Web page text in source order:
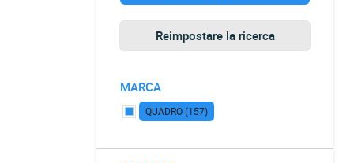
Reimpostare la ricerca
MARCA
QUADRO (157)